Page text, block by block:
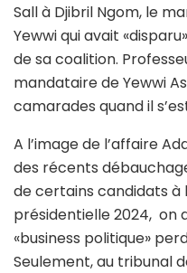
Sall à Djibril Ngom, le
Yewwi qui avait
de sa coalition.
mandataire de Yewwi
camarades quand il
A l’image de l’affaire
des récents
de certains candidats à
présidentielle 2024, on
«business politique»
Seulement, au tribunal